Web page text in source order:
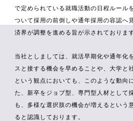
で定められている就職活動の日程ルール
ついて採用の前倒しや通年採用の容認へ
済界が調整を進める旨が示されておりま
当社としましては、就活早期化や通年化
スと接する機会を早めることや、大学と
という観点においても、このような動向
た、新卒をジョブ型、専門型人材として
も、多様な選択肢の機会が増えるという
ると認識しております。